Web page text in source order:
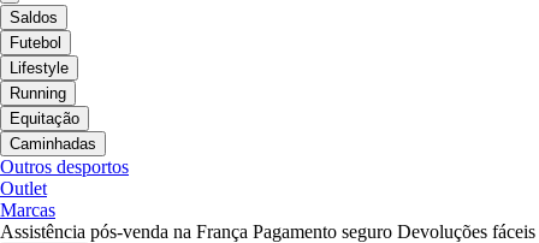
Saldos
Futebol
Lifestyle
Running
Equitação
Caminhadas
Outros desportos
Outlet
Marcas
Assistência pós-venda na França Pagamento seguro Devoluções fáceis